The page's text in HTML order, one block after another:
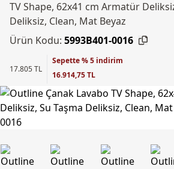
TV Shape, 62x41 cm Armatür
Deliksiz, Clean, Mat Beyaz
Ürün Kodu: 5993B401-0016
17.805 TL
Sepette % 5 indirim
16.914,75 TL